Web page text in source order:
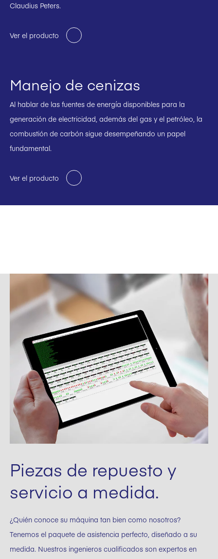
Claudius Peters.
Ver el producto
Manejo de cenizas
Al hablar de las fuentes de energía disponibles para la
generación de electricidad, además del gas y el petróleo, la
combustión de carbón sigue desempeñando un papel
fundamental.
Ver el producto
Piezas de repuesto y
servicio a medida.
¿Quién conoce su máquina tan bien como nosotros?
Tenemos el paquete de asistencia perfecto, diseñado a su
medida. Nuestros ingenieros cualificados son expertos en